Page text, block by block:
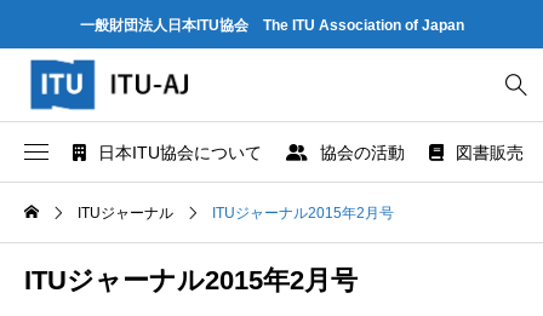
一般財団法人日本ITU協会 The ITU Association of Japan
日本ITU協会について 協会の活動 図書販売
協会概要
協会組織
世界情報社会・電気通信日記念行事
研究会
ITU とは
ITU-R 関係のデータ情報
ITUジャーナル ITUジャーナル2015年2月号
ITUジャーナル2015年2月号